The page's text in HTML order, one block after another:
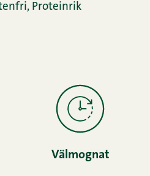
, Proteinrik
Välmognat